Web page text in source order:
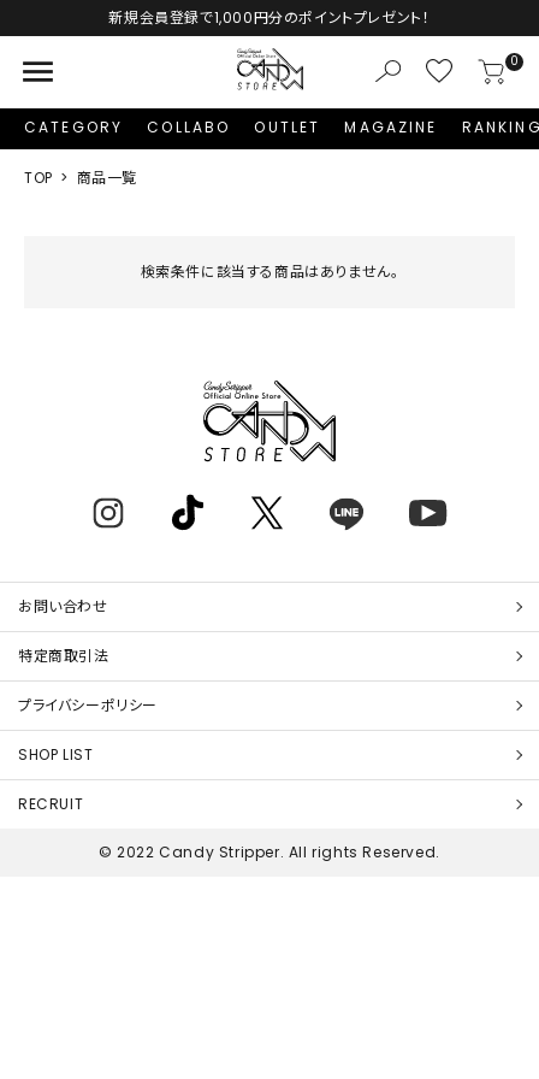
Autumn Collection予約受付中♡
menu 0
CATEGORY COLLABO OUTLET MAGAZINE
TOP 商品一覧
検索条件に該当する商品はありません。
お問い合わせ
特定商取引法
プライバシーポリシー
SHOP LIST
RECRUIT
© 2022 Candy Stripper. All rights Reserved.